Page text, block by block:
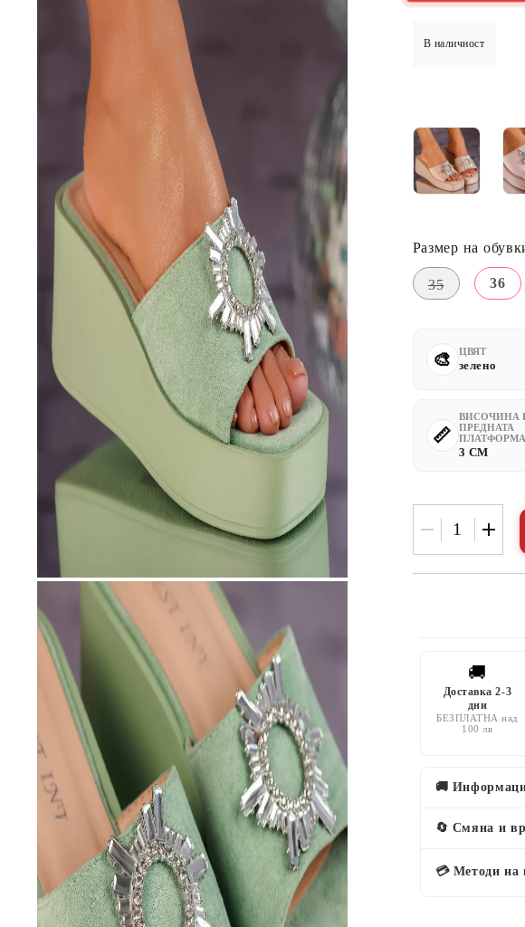
В наличност
Размер на
35 36
ЦВЯТ
зелено
ВИСОЧИНА
ПРЕДНАТА
ПЛАТФОРМА
3 CM
🚚
Доставка 2-3
дни
БЕЗПЛАТНА над
100 лв
🚚
🔄 Смяна и
💳 Методи на